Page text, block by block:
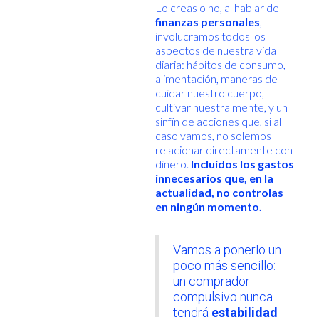
Lo creas o no, al hablar de
finanzas personales,
involucramos todos los
aspectos de nuestra vida
diaria: hábitos de consumo,
alimentación, maneras de
cuidar nuestro cuerpo,
cultivar nuestra mente, y un
sinfín de acciones que, si al
caso vamos, no solemos
relacionar directamente con
dinero. Incluidos los gastos
innecesarios que, en la
actualidad, no controlas
en ningún momento.
Vamos a ponerlo un
poco más sencillo:
un comprador
compulsivo nunca
tendrá estabilidad